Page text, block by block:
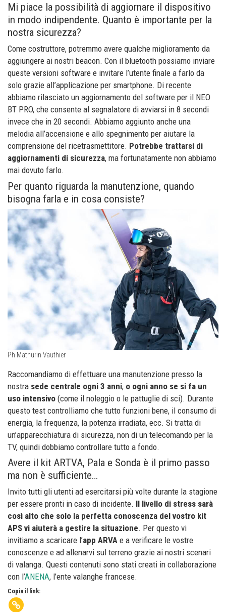
Mi piace la possibilità di aggiornare il dispositivo
in modo indipendente. Quanto è importante per la
nostra sicurezza?
Come costruttore, potremmo avere qualche miglioramento da
aggiungere ai nostri beacon. Con il bluetooth possiamo inviare
queste versioni software e invitare l’utente finale a farlo da
solo grazie all’applicazione per smartphone. Di recente
abbiamo rilasciato un aggiornamento del software per il NEO
BT PRO, che consente al segnalatore di avviarsi in 8 secondi
invece che in 20 secondi. Abbiamo aggiunto anche una
melodia all’accensione e allo spegnimento per aiutare la
comprensione del ricetrasmettitore. Potrebbe trattarsi di
aggiornamenti di sicurezza, ma fortunatamente non abbiamo
mai dovuto farlo.
Per quanto riguarda la manutenzione, quando
bisogna farla e in cosa consiste?
Ph Mathurin Vauthier
Raccomandiamo di effettuare una manutenzione presso la
nostra sede centrale ogni 3 anni, o ogni anno se si fa un
uso intensivo (come il noleggio o le pattuglie di sci). Durante
questo test controlliamo che tutto funzioni bene, il consumo di
energia, la frequenza, la potenza irradiata, ecc. Si tratta di
un’apparecchiatura di sicurezza, non di un telecomando per la
TV, quindi dobbiamo controllare tutto a fondo.
Avere il kit ARTVA, Pala e Sonda è il primo passo
ma non è sufficiente…
Invito tutti gli utenti ad esercitarsi più volte durante la stagione
per essere pronti in caso di incidente. Il livello di stress sarà
così alto che solo la perfetta conoscenza del vostro kit
APS vi aiuterà a gestire la situazione. Per questo vi
invitiamo a scaricare l’app ARVA e a verificare le vostre
conoscenze e ad allenarvi sul terreno grazie ai nostri scenari
di valanga. Questi contenuti sono stati creati in collaborazione
con l’ANENA, l’ente valanghe francese.
Copia il link: